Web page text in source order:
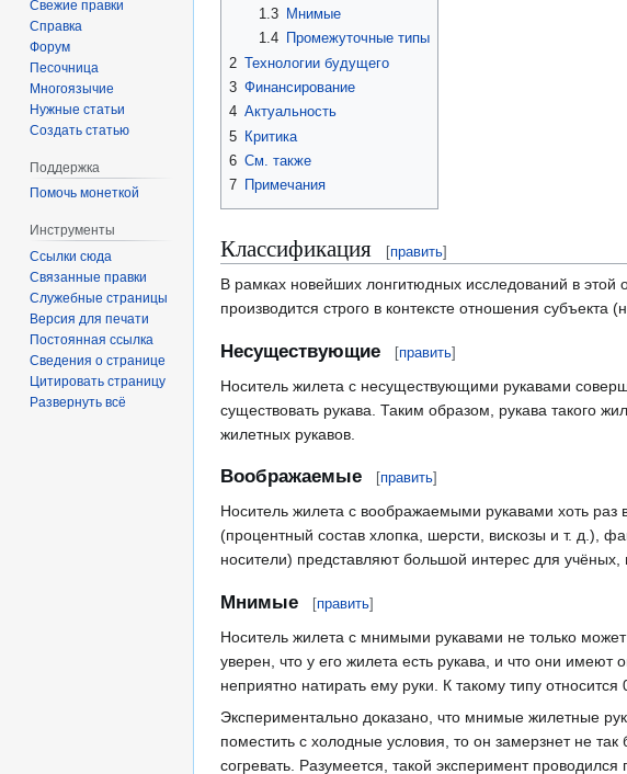
1.3
Мнимые
1.4
Промежуточные типы
2 Технологии будущего
3 Финансирование
4 Актуальность
5 Критика
6 См. также
7 Примечания
Классификация [править]
В рамках новейших лонгитюдных исследований в этой
производится строго в контексте отношения субъекта
Несуществующие [править]
Носитель жилета с несуществующими рукавами
существовать рукава. Таким образом, рукава такого
жилетных рукавов.
Воображаемые [править]
Носитель жилета с воображаемыми рукавами хоть раз
(процентный состав хлопка, шерсти, вискозы и т. д.),
носители) представляют большой интерес для
Мнимые [править]
Носитель жилета с мнимыми рукавами не только
уверен, что у его жилета есть рукава, и что они имеют
неприятно натирать ему руки. К такому типу относится
Экспериментально доказано, что мнимые жилетные
поместить с холодные условия, то он замерзнет не
согревать. Разумеется, такой эксперимент
Свежие правки
Справка
Форум
Песочница
Многоязычие
Нужные статьи
Создать статью
Поддержка
Помочь монеткой
Инструменты
Ссылки сюда
Связанные правки
Служебные страницы
Версия для печати
Постоянная ссылка
Сведения о странице
Цитировать страницу
Развернуть всё